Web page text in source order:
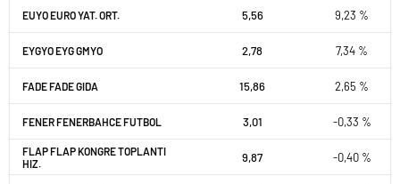
EUYO EURO YAT. ORT. 5,56 9,23 %
EYGYO EYG GMYO 2,78 7,34 %
FADE FADE GIDA 15,86 2,65 %
FENER FENERBAHCE FUTBOL 3,01 -0,33 %
FLAP FLAP KONGRE TOPLANTI
HIZ.
9,87 -0,40 %